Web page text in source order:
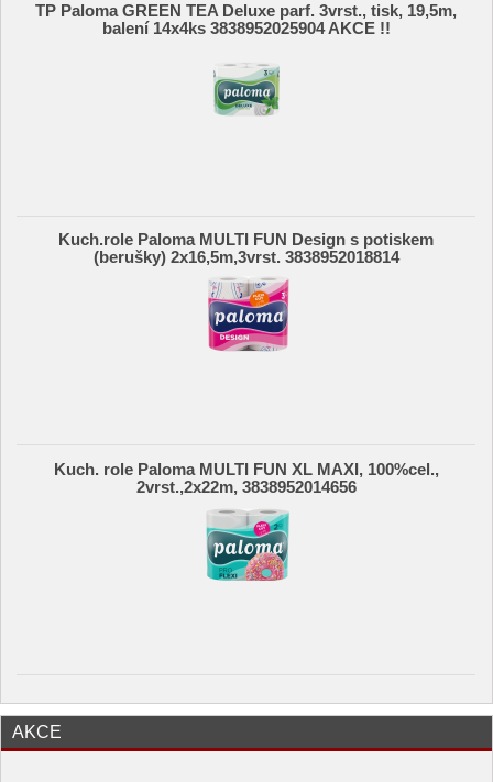
TP Paloma GREEN TEA Deluxe parf. 3vrst., tisk, 19,5m,
balení 14x4ks 3838952025904 AKCE !!
Kuch.role Paloma MULTI FUN Design s potiskem
(berušky) 2x16,5m,3vrst. 3838952018814
Kuch. role Paloma MULTI FUN XL MAXI, 100%cel.,
2vrst.,2x22m, 3838952014656
AKCE